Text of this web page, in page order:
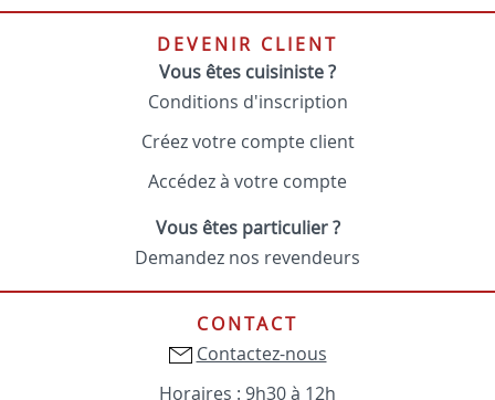
DEVENIR CLIENT
Vous êtes cuisiniste ?
Conditions d'inscription
Créez votre compte client
Accédez à votre compte
Vous êtes particulier ?
Demandez nos revendeurs
CONTACT
Contactez-nous
Horaires : 9h30 à 12h